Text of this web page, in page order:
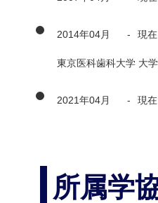
2014年04月 - 現在
東京医科歯科大学 大
2021年04月 - 現在
所属学